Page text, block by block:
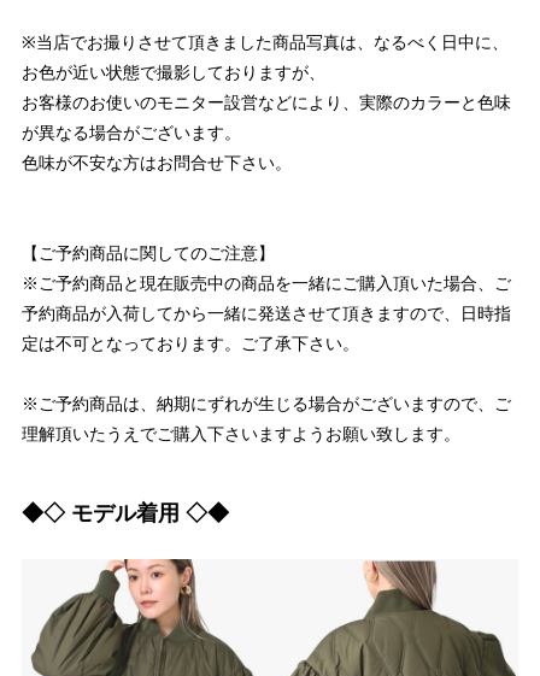
※当店でお撮りさせて頂きました商品写真は、なるべく日中に、
お色が近い状態で撮影しておりますが、
お客様のお使いのモニター設営などにより、実際のカラーと色味
が異なる場合がございます。
色味が不安な方はお問合せ下さい。
【ご予約商品に関してのご注意】
※ご予約商品と現在販売中の商品を一緒にご購入頂いた場合、ご
予約商品が入荷してから一緒に発送させて頂きますので、日時指
定は不可となっております。ご了承下さい。
※ご予約商品は、納期にずれが生じる場合がございますので、ご
理解頂いたうえでご購入下さいますようお願い致します。
◆◇ モデル着用 ◇◆